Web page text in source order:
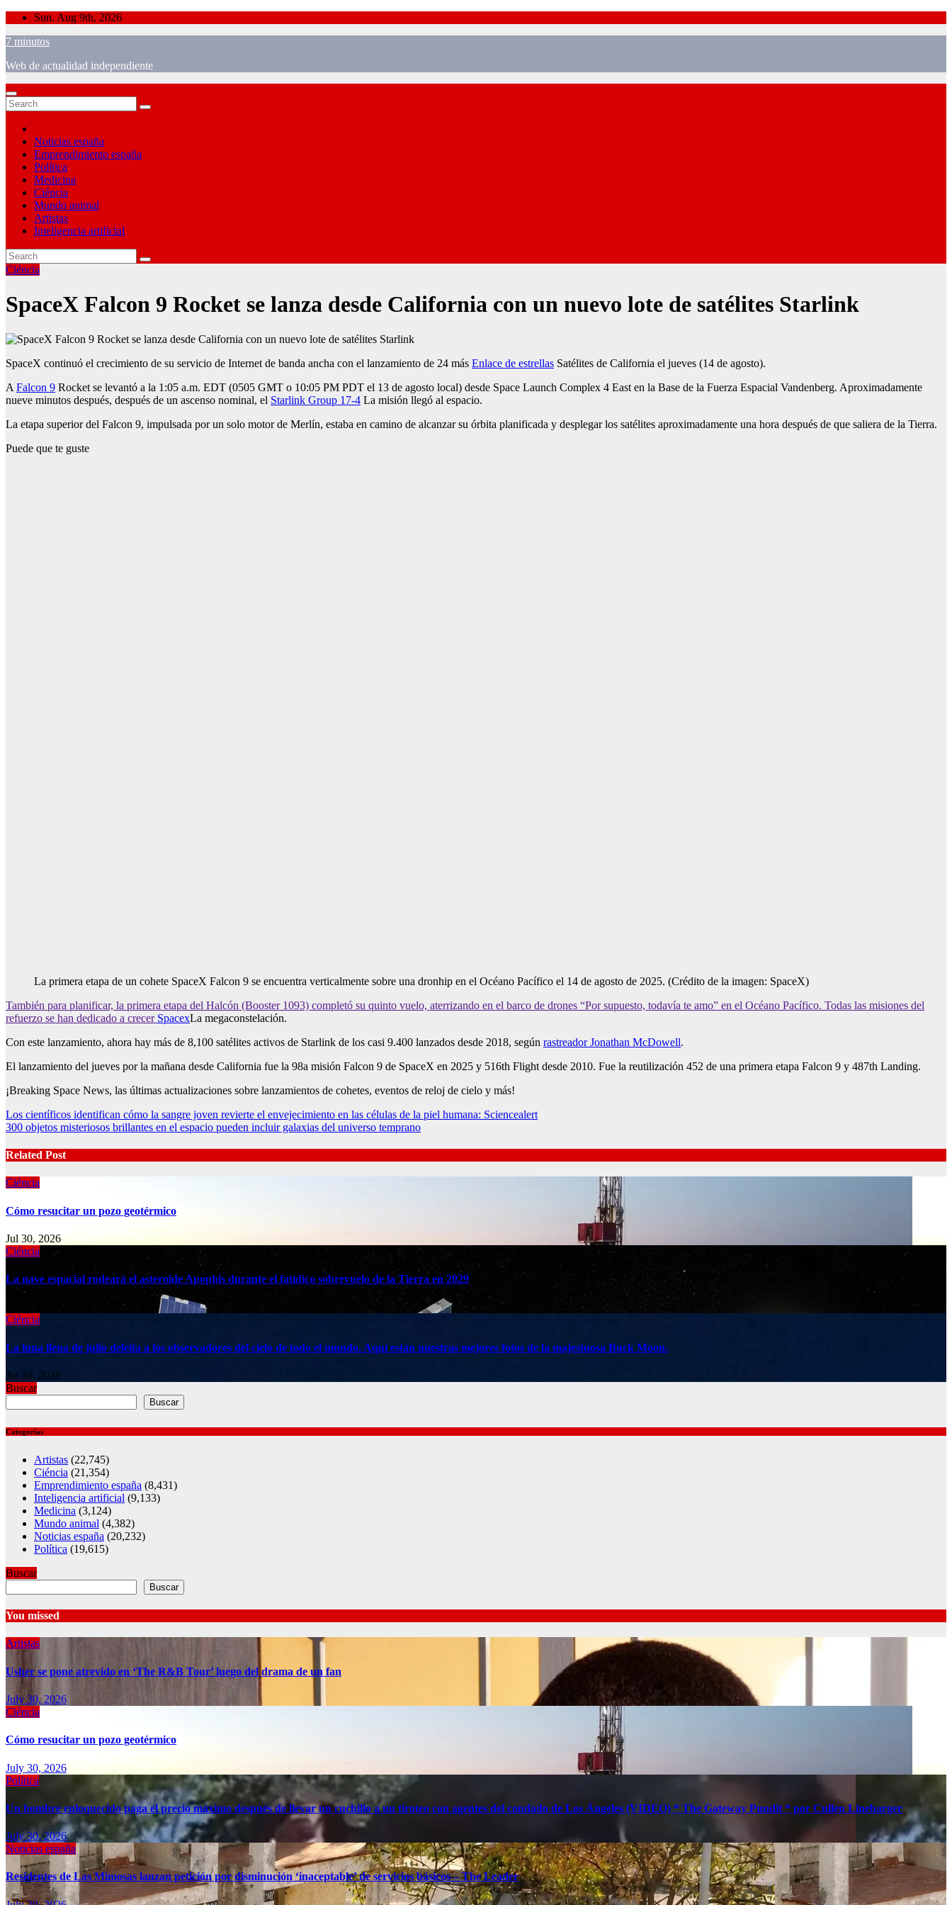
Skip
content
Sun. Aug 9th, 2026
7 minutos
Web de actualidad independiente
Noticias españa
Emprendimiento españa
Política
Medicina
Ciéncia
Mundo animal
Artistas
Inteligencia artificial
Ciéncia
SpaceX Falcon 9 Rocket se lanza desde California con un nuevo lote de satélites Starlink
SpaceX continuó el crecimiento de su servicio de Internet de banda ancha con el lanzamiento de 24 más Enlace de estrellas Satélites de California el jueves (14 de agosto).
A Falcon 9 Rocket se levantó a la 1:05 a.m. EDT (0505 GMT o 10:05 PM PDT el 13 de agosto local) desde Space Launch Complex 4 East en la Base de la Fuerza Espacial Vandenberg. Aproximadamente
nueve minutos después, después de un ascenso nominal, el Starlink Group 17-4 La misión llegó al espacio.
La etapa superior del Falcon 9, impulsada por un solo motor de Merlín, estaba en camino de alcanzar su órbita planificada y desplegar los satélites aproximadamente una hora después de que saliera de la Tierra.
Puede que te guste
La primera etapa de un cohete SpaceX Falcon 9 se encuentra verticalmente sobre una dronhip en el Océano Pacífico el 14 de agosto de 2025. (Crédito de la imagen: SpaceX)
También para planificar, la primera etapa del Halcón (Booster 1093) completó su quinto vuelo, aterrizando en el barco de drones “Por supuesto, todavía te amo” en el Océano Pacífico. Todas las misiones del
refuerzo se han dedicado a crecer SpacexLa megaconstelación.
Con este lanzamiento, ahora hay más de 8,100 satélites activos de Starlink de los casi 9.400 lanzados desde 2018, según rastreador Jonathan McDowell.
El lanzamiento del jueves por la mañana desde California fue la 98a misión Falcon 9 de SpaceX en 2025 y 516th Flight desde 2010. Fue la reutilización 452 de una primera etapa Falcon 9 y 487th Landing.
¡Breaking Space News, las últimas actualizaciones sobre lanzamientos de cohetes, eventos de reloj de cielo y más!
Post
navigation
Los científicos identifican cómo la sangre joven revierte el envejecimiento en las células de la piel humana: Sciencealert
300 objetos misteriosos brillantes en el espacio pueden incluir galaxias del universo temprano
Related Post
Ciéncia
Cómo resucitar un pozo geotérmico
Jul 30, 2026
Ciéncia
La nave espacial rodeará el asteroide Apophis durante el fatídico sobrevuelo de la Tierra en 2029
Ciéncia
La luna llena de julio deleita a los observadores del cielo de todo el mundo. Aquí están nuestras mejores fotos de la majestuosa Buck Moon.
Jul 30, 2026
Buscar
Buscar
Categorías
Artistas (22,745)
Ciéncia (21,354)
Emprendimiento españa (8,431)
Inteligencia artificial (9,133)
Medicina (3,124)
Mundo animal (4,382)
Noticias españa (20,232)
Política (19,615)
Buscar
Buscar
You missed
Artistas
Usher se pone atrevido en ‘The R&B Tour’ luego del drama de un fan
July 30, 2026
Ciéncia
Cómo resucitar un pozo geotérmico
July 30, 2026
Política
Un hombre enloquecido paga el precio máximo después de llevar un cuchillo a un tiroteo con agentes del condado de Los Ángeles (VIDEO) * The Gateway Pundit * por Cullen Linebarger
July 30, 2026
Noticias españa
Residentes de Las Mimosas lanzan petición por disminución ‘inaceptable’ de servicios básicos – The Leader